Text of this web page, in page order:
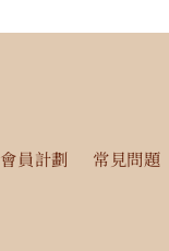
會員計劃 常見問題